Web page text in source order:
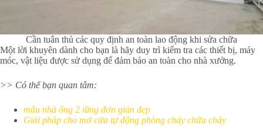
Cần tuân thủ các quy định an toàn lao động khi sửa chữa
Một lời khuyên dành cho bạn là hãy duy trì kiểm tra các thiết bị, máy
móc, vật liệu được sử dụng để đảm bảo an toàn cho nhà xưởng.
>> Có thể bạn quan tâm:
mẫu nhà ống 2 tầng đơn giản đẹp
Giải pháp cho mở cửa tự động phòng cháy chữa cháy